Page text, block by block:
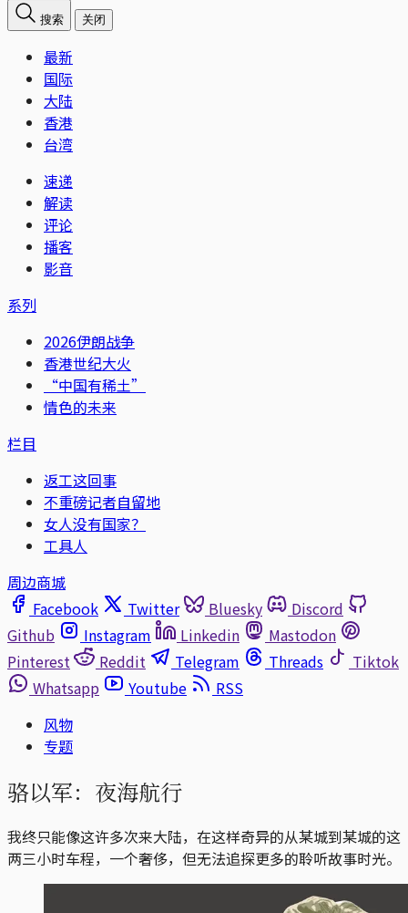
搜索 关闭
最新
国际
大陆
香港
台湾
速递
解读
评论
播客
影音
系列
2026伊朗战争
香港世纪大火
“中国有稀土”
情色的未来
栏目
返工这回事
不重磅记者自留地
女人没有国家？
工具人
周边商城
Facebook
Twitter Bluesky
Discord
Github
Instagram Linkedin
Mastodon
Pinterest
Reddit Telegram Threads
Tiktok
Whatsapp
Youtube
RSS
风物
专题
骆以军：夜海航行
我终只能像这许多次来大陆，在这样奇异的从某城到某城的这
两三小时车程，一个奢侈，但无法追探更多的聆听故事时光。